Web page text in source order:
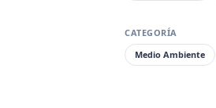
CATEGORÍA
Medio Ambiente